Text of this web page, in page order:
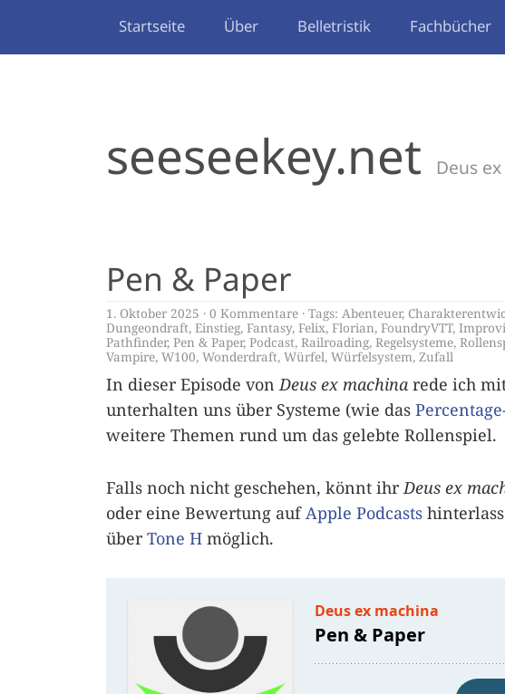
Startseite Über Belletristik Fachbücher
seeseekey.net Deus
Pen & Paper
1. Oktober 2025 0 Kommentare Tags: Abenteuer,
Dungeondraft, Einstieg, Fantasy, Felix, Florian, FoundryVTT,
Pathfinder, Pen & Paper, Podcast, Railroading, Regelsysteme,
Vampire, W100, Wonderdraft, Würfel, Würfelsystem, Zufall
In dieser Episode vonDeus ex machina rede ich
unterhalten uns über Systeme (wie das
weitere Themen rund um das gelebte Rollenspiel.
Falls noch nicht geschehen, könnt ihrDeus ex
oder eine Bewertung aufApple Podcasts
überTone H möglich.